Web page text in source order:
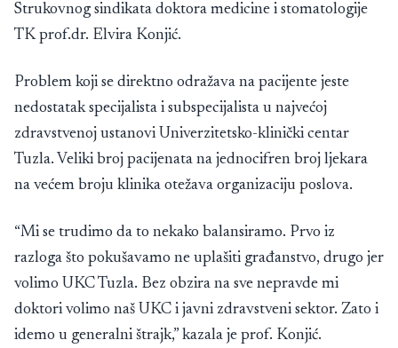
Strukovnog sindikata doktora medicine i stomatologije
TK prof.dr. Elvira Konjić.
Problem koji se direktno odražava na pacijente jeste
nedostatak specijalista i subspecijalista u najvećoj
zdravstvenoj ustanovi Univerzitetsko-klinički centar
Tuzla. Veliki broj pacijenata na jednocifren broj ljekara
na većem broju klinika otežava organizaciju poslova.
“Mi se trudimo da to nekako balansiramo. Prvo iz
razloga što pokušavamo ne uplašiti građanstvo, drugo jer
volimo UKC Tuzla. Bez obzira na sve nepravde mi
doktori volimo naš UKC i javni zdravstveni sektor. Zato i
idemo u generalni štrajk,” kazala je prof. Konjić.